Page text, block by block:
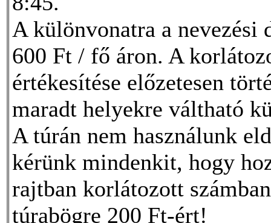
A különvonatra a
600 Ft / fő áron. A
értékesítése előzetesen
maradt helyekre váltható
A túrán nem használunk
kérünk mindenkit, hogy
rajtban korlátozott
túrabögre 200 Ft-ért!